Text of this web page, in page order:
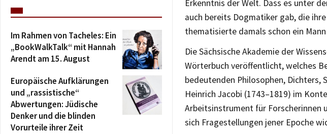
Erkenntnis der Welt. Dass es unter
auch bereits Dogmatiker gab, die
thematisierte damals schon ein
Die Sächsische Akademie der
Wörterbuch veröffentlicht, welches
bedeutenden Philosophen, Dichters,
Heinrich Jacobi (1743–1819) im
Arbeitsinstrument für Forscherinnen
sich Fragestellungen jener Epoche
Im Rahmen von Tacheles: Ein
„BookWalkTalk“ mit Hannah
Arendt am 15. August
Europäische Aufklärungen
und „rassistische“
Abwertungen: Jüdische
Denker und die blinden
Vorurteile ihrer Zeit